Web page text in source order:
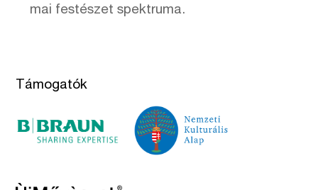
mai festészet spektruma.
Támogatók